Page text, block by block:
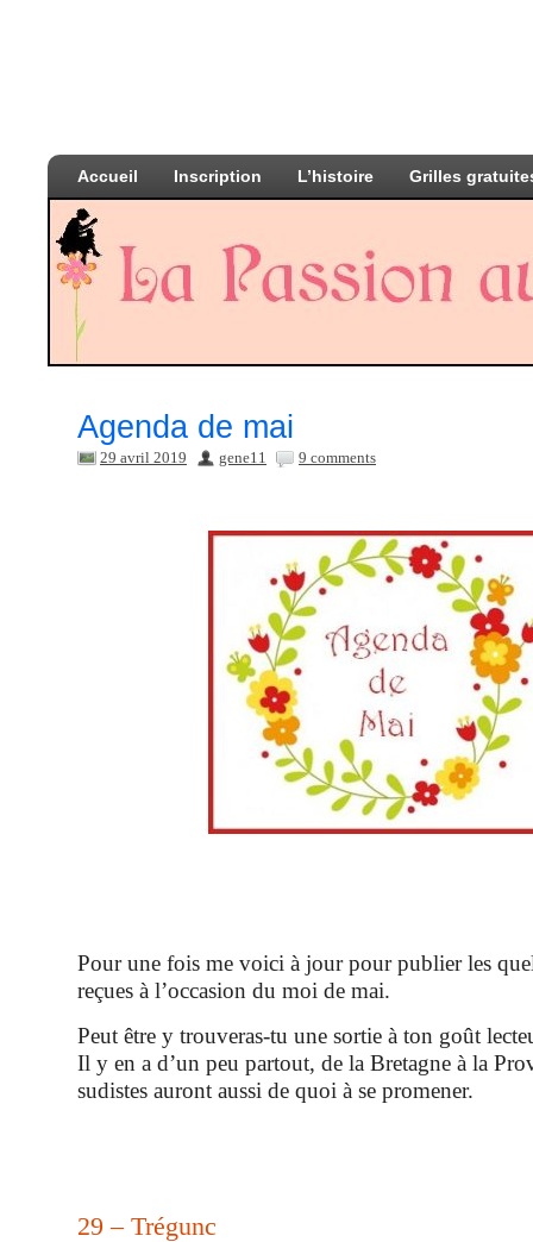
Accueil Inscription L’histoire Grilles
Agenda de mai
29 avril 2019 gene11 9 comments
Pour une fois me voici à jour pour publier les
reçues à l’occasion du moi de mai.
Peut être y trouveras-tu une sortie à ton goût
Il y en a d’un peu partout, de la Bretagne à la
sudistes auront aussi de quoi à se promener.
29 – Trégunc